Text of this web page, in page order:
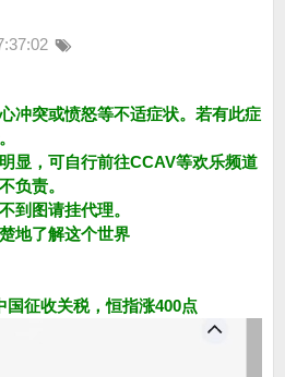
冲突或愤怒等不适症状。若有此症
显，可自行前往CCAV等欢乐频道
负责。
到图请挂代理。
地了解这个世界
国征收关税，恒指涨400点